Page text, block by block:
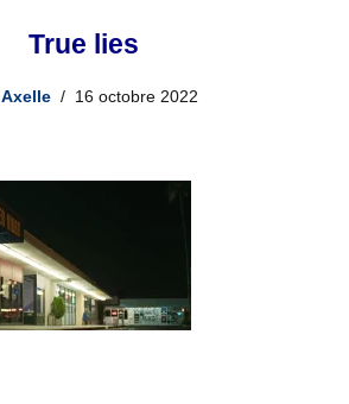
True lies
Axelle 16 octobre 2022